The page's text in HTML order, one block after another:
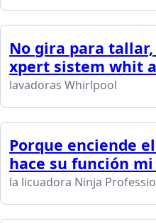
No gira para
xpert sistem whit
lavadoras Whirlpool
Porque enciende
hace su función
la licuadora Ninja